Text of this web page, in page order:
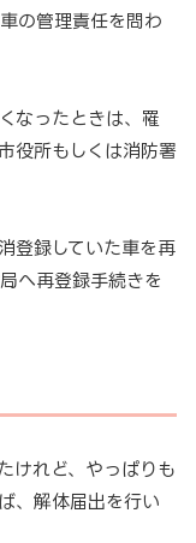
の管理責任を問わ
なったときは、罹
役所もしくは消防署
登録していた車を再
へ再登録手続きを
けれど、やっぱりも
、解体届出を行い